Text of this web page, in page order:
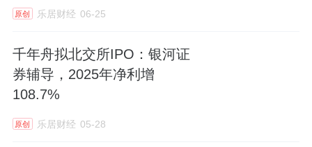
小优质企业的首选阵地。
涂料新材料赛道的上市氛围尤为火热。除了展
辰新材，多家专精特新涂企都在加速闯关。
交所审议，铝颜料龙头族兴新材成功登陆北交
原创 乐居财经 06-25
千年舟拟北交所IPO：银河证
券辅导，2025年净利增
108.7%
原创 乐居财经 05-28